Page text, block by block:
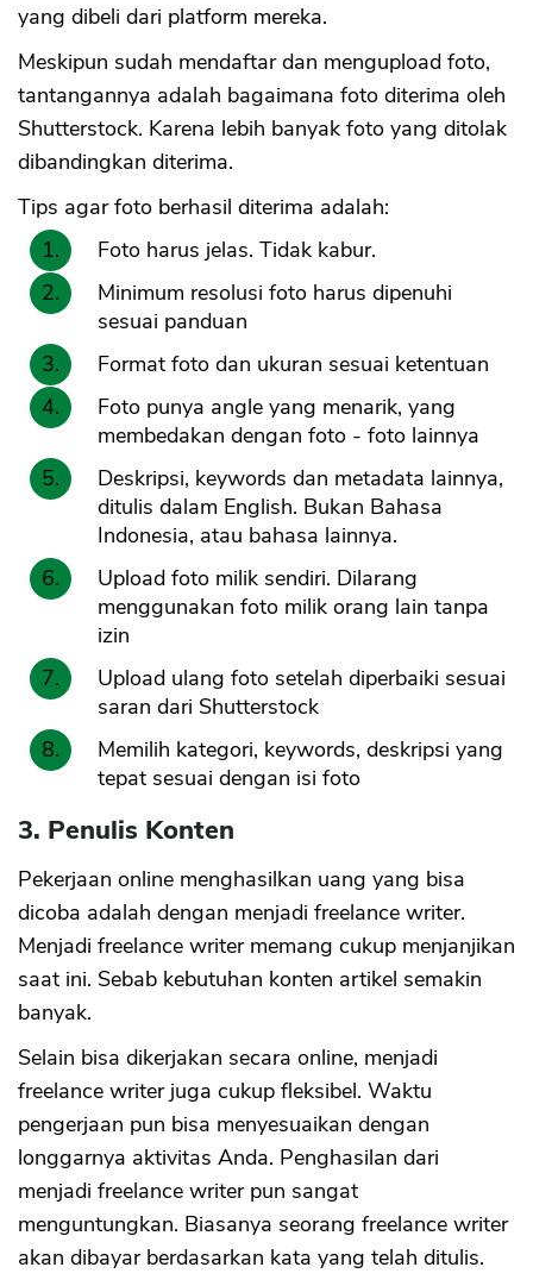
yang dibeli dari platform mereka.
Meskipun sudah mendaftar dan mengupload foto,
tantangannya adalah bagaimana foto diterima oleh
Shutterstock. Karena lebih banyak foto yang ditolak
dibandingkan diterima.
Tips agar foto berhasil diterima adalah:
Foto harus jelas. Tidak kabur.
Minimum resolusi foto harus dipenuhi
sesuai panduan
Format foto dan ukuran sesuai ketentuan
Foto punya angle yang menarik, yang
membedakan dengan foto - foto lainnya
Deskripsi, keywords dan metadata lainnya,
ditulis dalam English. Bukan Bahasa
Indonesia, atau bahasa lainnya.
Upload foto milik sendiri. Dilarang
menggunakan foto milik orang lain tanpa
izin
Upload ulang foto setelah diperbaiki sesuai
saran dari Shutterstock
Memilih kategori, keywords, deskripsi yang
tepat sesuai dengan isi foto
3. Penulis Konten
Pekerjaan online menghasilkan uang yang bisa
dicoba adalah dengan menjadi freelance writer.
Menjadi freelance writer memang cukup menjanjikan
saat ini. Sebab kebutuhan konten artikel semakin
banyak.
Selain bisa dikerjakan secara online, menjadi
freelance writer juga cukup fleksibel. Waktu
pengerjaan pun bisa menyesuaikan dengan
longgarnya aktivitas Anda. Penghasilan dari
menjadi freelance writer pun sangat
menguntungkan. Biasanya seorang freelance writer
akan dibayar berdasarkan kata yang telah ditulis.